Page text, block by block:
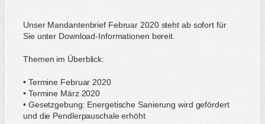
Unser Mandantenbrief Februar 2020 steht ab sofort für
Sie unter Download-Informationen bereit.
Themen im Überblick:
• Termine Februar 2020
• Termine März 2020
• Gesetzgebung: Energetische Sanierung wird gefördert
und die Pendlerpauschale erhöht